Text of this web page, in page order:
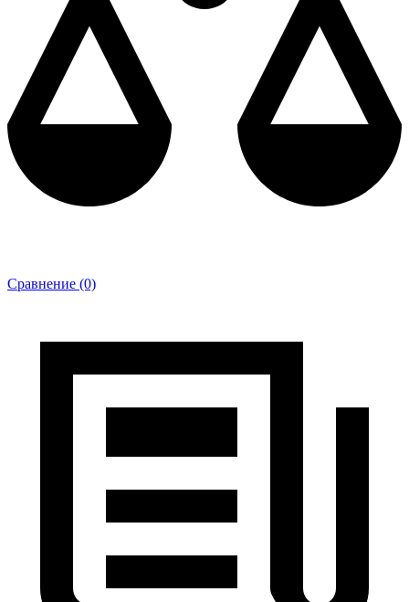
Сравнение (0)